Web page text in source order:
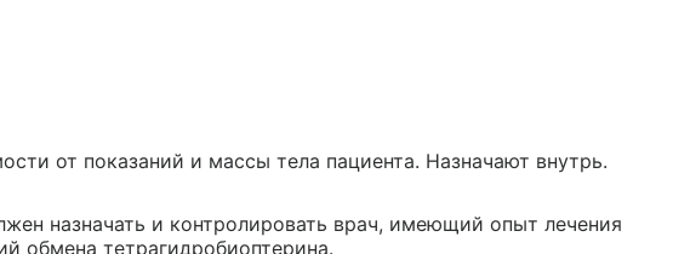
от показаний и массы тела пациента. Назначают внутрь.
назначать и контролировать врач, имеющий опыт лечения
обмена тетрагидробиоптерина.